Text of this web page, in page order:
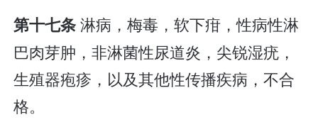
第十七条淋病，梅毒，软下疳，性病性淋
巴肉芽肿，非淋菌性尿道炎，尖锐湿疣，
生殖器疱疹，以及其他性传播疾病，不合
格。